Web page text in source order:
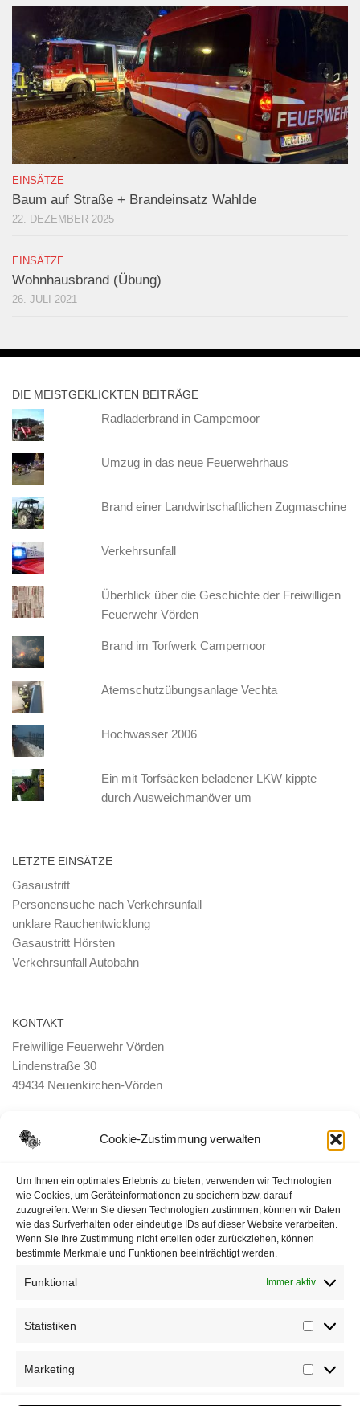
Cookie-Zustimmung verwalten
Um Ihnen ein optimales Erlebnis zu bieten, verwenden wir Technologien
wie Cookies, um Geräteinformationen zu speichern bzw. darauf
zuzugreifen. Wenn Sie diesen Technologien zustimmen, können wir Daten
wie das Surfverhalten oder eindeutige IDs auf dieser Website verarbeiten.
Wenn Sie Ihre Zustimmung nicht erteilen oder zurückziehen, können
bestimmte Merkmale und Funktionen beeinträchtigt werden.
Funktional Immer aktiv
Statistiken
Marketing
EINSÄTZE
Baum auf Straße + Brandeinsatz Wahlde
22. DEZEMBER 2025
EINSÄTZE
Wohnhausbrand (Übung)
26. JULI 2021
DIE MEISTGEKLICKTEN BEITRÄGE
Radladerbrand in Campemoor
Umzug in das neue Feuerwehrhaus
Brand einer Landwirtschaftlichen Zugmaschine
Verkehrsunfall
Überblick über die Geschichte der Freiwilligen
Feuerwehr Vörden
Brand im Torfwerk Campemoor
Atemschutzübungsanlage Vechta
Hochwasser 2006
Ein mit Torfsäcken beladener LKW kippte
durch Ausweichmanöver um
LETZTE EINSÄTZE
Gasaustritt
Personensuche nach Verkehrsunfall
unklare Rauchentwicklung
Gasaustritt Hörsten
Verkehrsunfall Autobahn
KONTAKT
Freiwillige Feuerwehr Vörden
Lindenstraße 30
49434 Neuenkirchen-Vörden
Datenschutzerklärung
Impressum
Cookie-Richtlinie (EU)